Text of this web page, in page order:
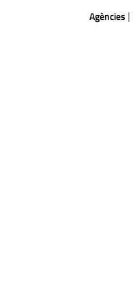
Agències |